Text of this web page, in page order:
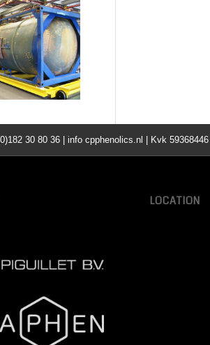
30 80 36 | info cpphenolics.nl | Kvk 59368446
LOCATION